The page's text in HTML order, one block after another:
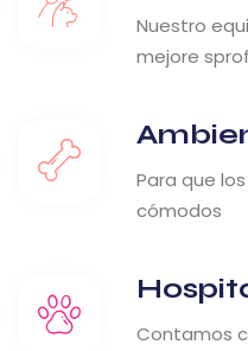
Nuestro
mejore
Para que
cómodos
Contamos